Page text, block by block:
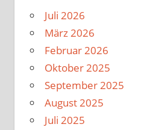
Juli 2026
März 2026
Februar 2026
Oktober 2025
September 2025
August 2025
Juli 2025